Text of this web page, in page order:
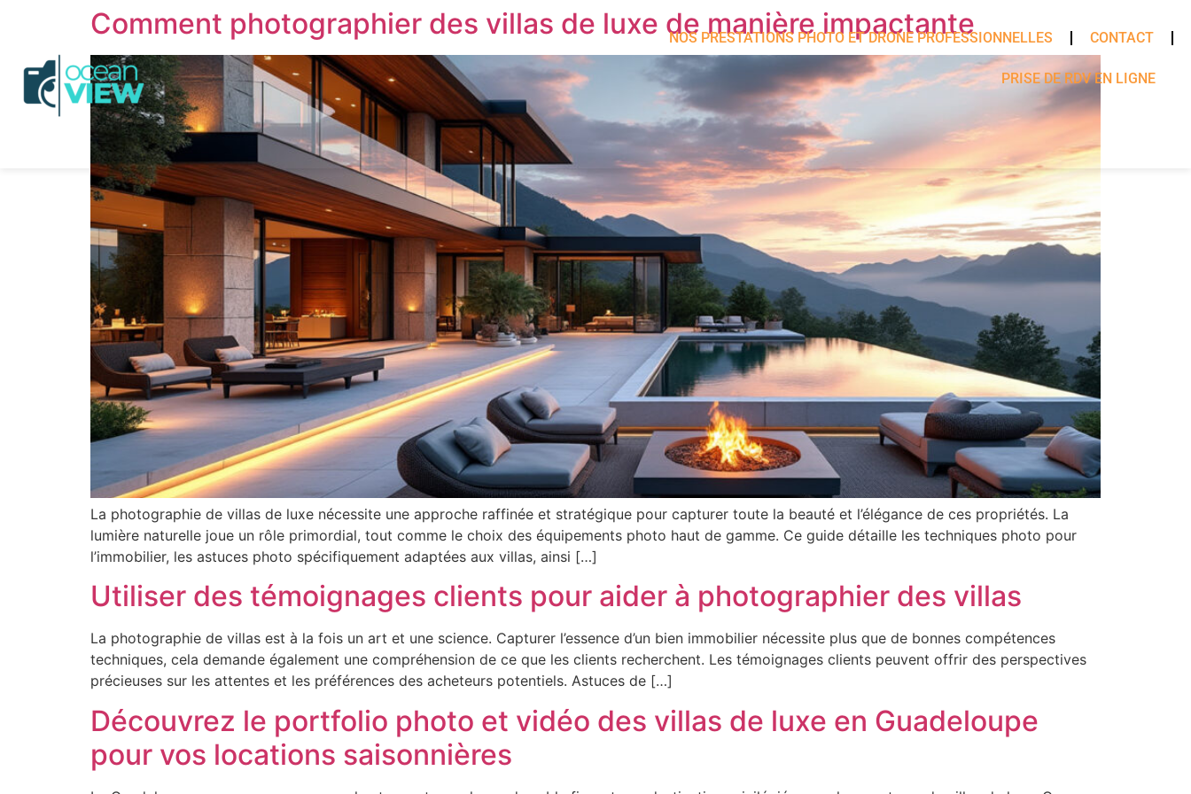
NOS PRESTATIONS PHOTO ET DRONE PROFESSIONNELLES CONTACT
PRISE DE RDV EN LIGNE
Comment photographier des villas de luxe de manière impactante
La photographie de villas de luxe nécessite une approche raffinée et stratégique pour capturer toute la beauté et l’élégance de ces propriétés. La
lumière naturelle joue un rôle primordial, tout comme le choix des équipements photo haut de gamme. Ce guide détaille les techniques photo pour
l’immobilier, les astuces photo spécifiquement adaptées aux villas, ainsi […]
Utiliser des témoignages clients pour aider à photographier des villas
La photographie de villas est à la fois un art et une science. Capturer l’essence d’un bien immobilier nécessite plus que de bonnes compétences
techniques, cela demande également une compréhension de ce que les clients recherchent. Les témoignages clients peuvent offrir des perspectives
précieuses sur les attentes et les préférences des acheteurs potentiels. Astuces de […]
Découvrez le portfolio photo et vidéo des villas de luxe en Guadeloupe
pour vos locations saisonnières